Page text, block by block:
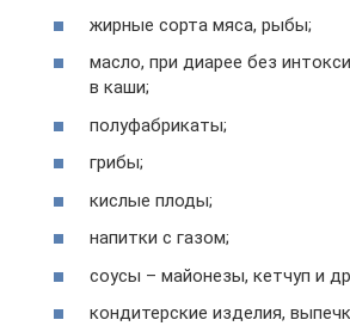
жирные сорта мяса, рыбы;
масло, при диарее без
в каши;
полуфабрикаты;
грибы;
кислые плоды;
напитки с газом;
соусы – майонезы, кетчуп и
кондитерские изделия,